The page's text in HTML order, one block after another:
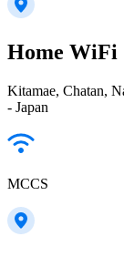
Home WiFi
Kitamae, Chatan,
- Japan
MCCS